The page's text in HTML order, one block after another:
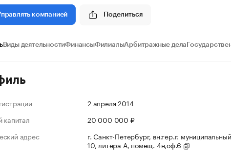
компанией Поделиться
Виды деятельностиФинансыФилиалыАрбитражные дела
2 апреля 2014
капитал
20 000 000 ₽
адрес
г. Санкт-Петербург, вн.тер.г.
10, литера А, помещ. 4н,оф.6